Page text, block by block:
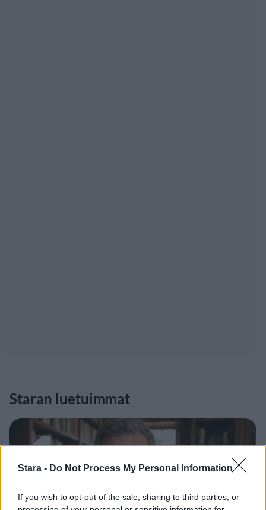
Stara - Do Not Process My Personal Information
If you wish to opt-out of the sale, sharing to third parties, or
Staran luetuimmat
1